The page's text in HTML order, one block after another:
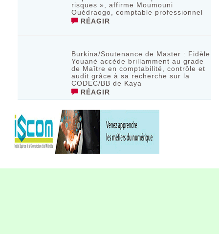
risques », affirme Moumouni
Ouédraogo, comptable professionnel
RÉAGIR
Burkina/Soutenance de Master : Fidèle
Youané accède brillamment au grade
de Maître en comptabilité, contrôle et
audit grâce à sa recherche sur la
CODEC/BB de Kaya
RÉAGIR